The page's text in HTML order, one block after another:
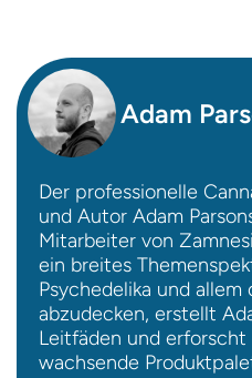
Adam
Der professionelle
und Autor Adam
Mitarbeiter von
ein breites
Psychedelika und allem
abzudecken, erstellt
Leitfäden und erforscht
wachsende